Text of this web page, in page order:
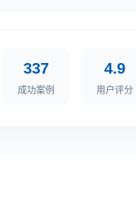
337
成功案例
4.9
用户评分